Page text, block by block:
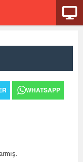
WHATSAPP